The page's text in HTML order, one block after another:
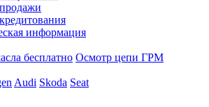
информация
бесплатно Осмотр цепи ГРМ
Audi Skoda Seat